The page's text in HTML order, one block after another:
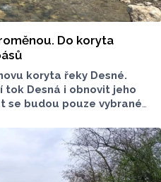
Do koryta
koryta řeky Desné.
Desná i obnovit jeho
se budou pouze vybrané